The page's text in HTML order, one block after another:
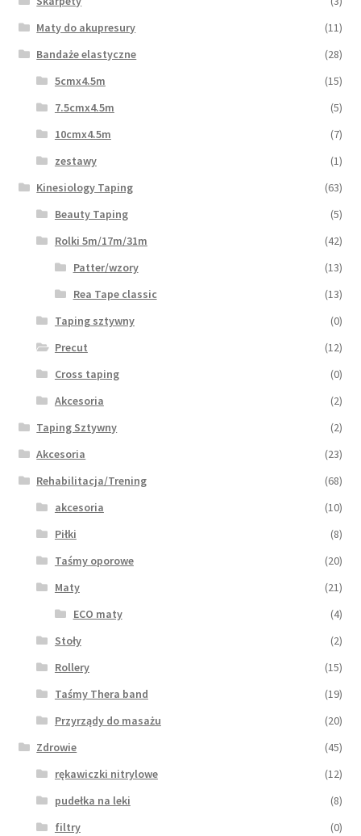
Maty do akupresury
(11)
Bandaże elastyczne
(28)
5cmx4.5m
(15)
7.5cmx4.5m
(5)
10cmx4.5m
(7)
zestawy
(1)
Kinesiology Taping
(63)
Beauty Taping
(5)
Rolki 5m/17m/31m
(42)
Patter/wzory
(13)
Rea Tape classic
(13)
Taping sztywny
(0)
Precut
(12)
Cross taping
(0)
Akcesoria
(2)
Taping Sztywny
(2)
Akcesoria
(23)
Rehabilitacja/Trening
(68)
akcesoria
(10)
Piłki
(8)
Taśmy oporowe
(20)
Maty
(21)
ECO maty
(4)
Stoły
(2)
Rollery
(15)
Taśmy Thera band
(19)
Przyrządy do masażu
(20)
Zdrowie
(45)
rękawiczki nitrylowe
(12)
pudełka na leki
(8)
filtry
(0)